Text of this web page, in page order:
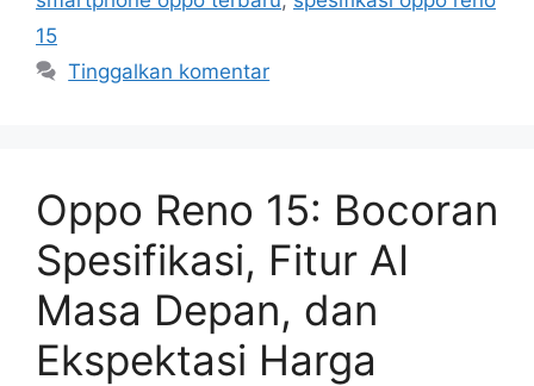
15
Tinggalkan komentar
Oppo Reno 15: Bocoran
Spesifikasi, Fitur AI
Masa Depan, dan
Ekspektasi Harga